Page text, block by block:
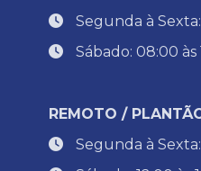
Segunda à
Sábado: 08:00 às
REMOTO /
Segunda à